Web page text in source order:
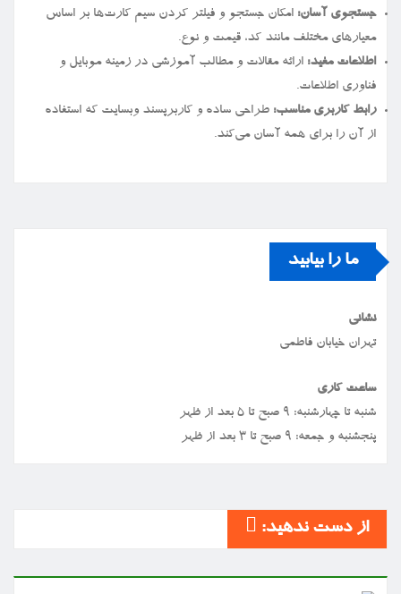
جستجوی آسان: امکان جستجو و فیلتر کردن سیم کارت‌ها بر اساس
معیارهای مختلف مانند کد، قیمت و نوع.
اطلاعات مفید: ارائه مقالات و مطالب آموزشی در زمینه موبایل و
فناوری اطلاعات.
رابط کاربری مناسب: طراحی ساده و کاربرپسند وبسایت که استفاده
از آن را برای همه آسان می‌کند.
ما را بیابید
نشانی
تهران خیابان فاطمی
ساعت کاری
شنبه تا چهارشنبه: ۹ صبح تا ۵ بعد از ظهر
پنجشنبه و جمعه: ۹ صبح تا ۳ بعد از ظهر
از دست ندهید: